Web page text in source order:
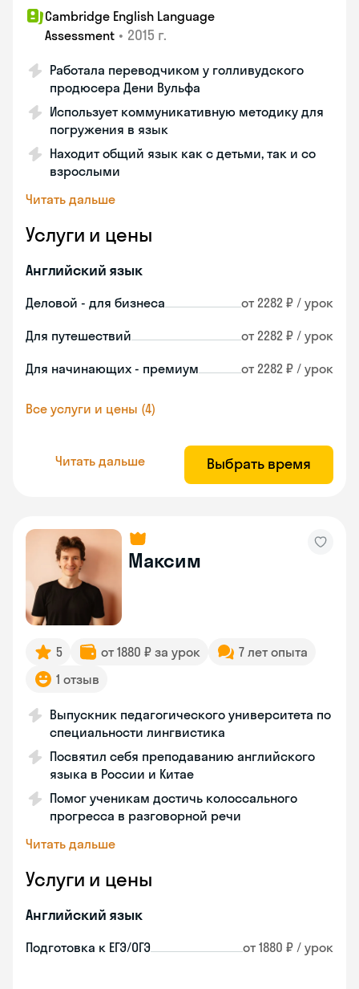
Cambridge English Language
Assessment • 2015 г.
Работала переводчиком у голливудского
продюсера Дени Вульфа
Использует коммуникативную методику для
погружения в язык
Находит общий язык как с детьми, так и со
взрослыми
Читать дальше
Услуги и цены
Английский язык
Деловой - для бизнеса от 2282 ₽ / урок
Для путешествий от 2282 ₽ / урок
Для начинающих - премиум от 2282 ₽ / урок
Все услуги и цены (4)
Читать дальше Выбрать время
Максим
5 от 1880 ₽ за урок
7 лет опыта
1 отзыв
Выпускник педагогического университета по
специальности лингвистика
Посвятил себя преподаванию английского
языка в России и Китае
Помог ученикам достичь колоссального
прогресса в разговорной речи
Читать дальше
Услуги и цены
Английский язык
Подготовка к ЕГЭ/ОГЭ от 1880 ₽ / урок